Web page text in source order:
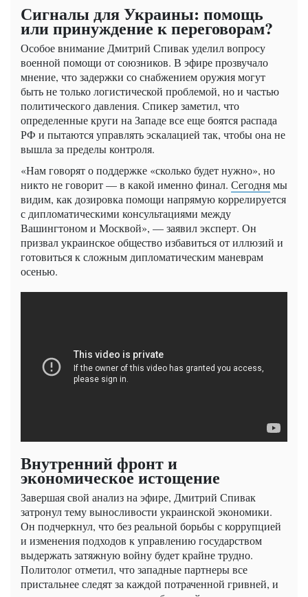
Сигналы для Украины: помощь
или принуждение к переговорам?
Особое внимание Дмитрий Спивак уделил вопросу
военной помощи от союзников. В эфире прозвучало
мнение, что задержки со снабжением оружия могут
быть не только логистической проблемой, но и частью
политического давления. Спикер заметил, что
определенные круги на Западе все еще боятся распада
РФ и пытаются управлять эскалацией так, чтобы она не
вышла за пределы контроля.
«Нам говорят о поддержке «сколько будет нужно», но
никто не говорит — в какой именно финал. Сегоднямы
видим, как дозировка помощи напрямую коррелируется
с дипломатическими консультациями между
Вашингтоном и Москвой», — заявил эксперт. Он
призвал украинское общество избавиться от иллюзий и
готовиться к сложным дипломатическим маневрам
осенью.
Внутренний фронт и
экономическое истощение
Завершая свой анализ на эфире, Дмитрий Спивак
затронул тему выносливости украинской экономики.
Он подчеркнул, что без реальной борьбы с коррупцией
и изменения подходов к управлению государством
выдержать затяжную войну будет крайне трудно.
Политолог отметил, что западные партнеры все
пристальнее следят за каждой потраченной гривней, и